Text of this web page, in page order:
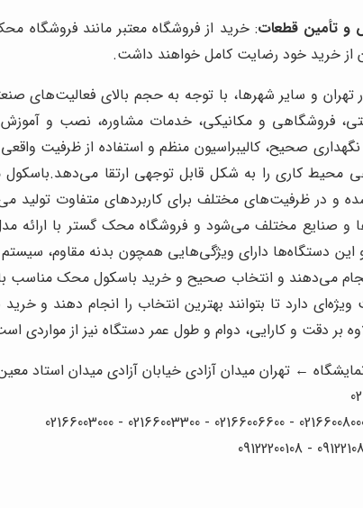
تأمین قطعات: خرید از فروشگاه معتبر مانند
از خرید خود رضایت کامل خواهند داشت.
تهران و سایر شهرها، با توجه به حجم بالای فعالیت‌های
فروشگاهی و مکانیکی، خدمات مشاوره، نصب و
صحیح، کالیبراسیون منظم و استفاده از ظرفیت
محیط کاری را به شکل قابل توجهی ارتقا می‌دهد.باسکول
شده و در ظرفیت‌های مختلف برای کاربردهای متفاوت
و صنایع مختلف می‌شود و فروشگاه محک گستر با
این دستگاه‌ها دارای ویژگی‌هایی همچون بدنه مقاوم،
می‌دهند و انتخاب صحیح و خرید باسکول محک مناسب با
دارد تا بتوانند بهترین انتخاب را انجام دهند
بر دقت و کارایی، دوام و طول عمر دستگاه نیز از
آزادی خیابان آزادی میدان استاد معین خیابان ۲۱ متری جی بین طوس و دامپزشکی پلاک